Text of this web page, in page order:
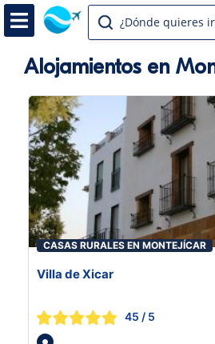
¿Dónde quieres
Alojamientos en
CASAS RURALES EN MONTEJÍCAR
Villa de Xicar
45 / 5